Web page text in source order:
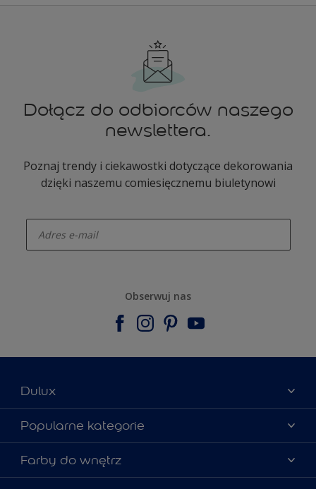
Dołącz do odbiorców naszego
newslettera.
Poznaj trendy i ciekawostki dotyczące dekorowania
dzięki naszemu comiesięcznemu biuletynowi
Obserwuj nas
Dulux
Materiały marketingowe
Mapa strony
Kontakt
Popularne kategorie
Kolory farb
Porady ekspertów
Farby do wnętrz